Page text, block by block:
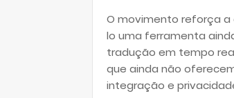
O movimento reforça a
lo uma ferramenta
tradução em tempo
que ainda não
integração e